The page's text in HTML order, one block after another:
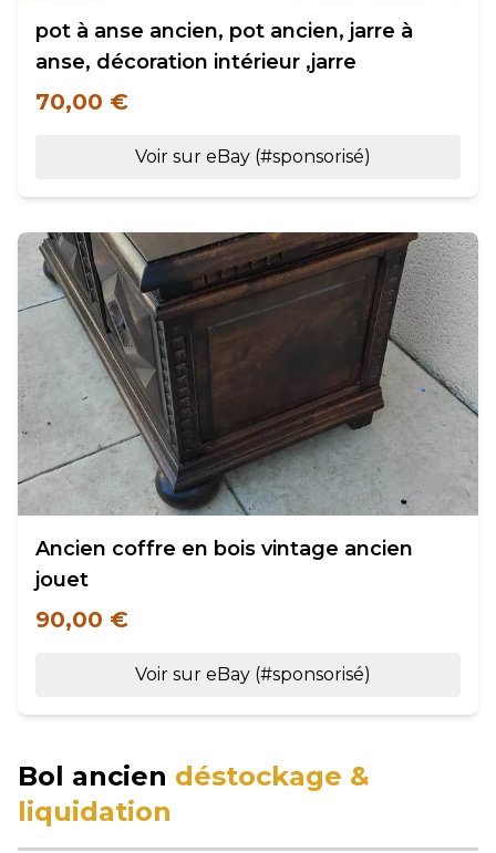
pot à anse ancien, pot ancien, jarre à
anse, décoration intérieur ,jarre
70,00 €
Voir sur eBay (#sponsorisé)
Ancien coffre en bois vintage ancien
jouet
90,00 €
Voir sur eBay (#sponsorisé)
Bol ancien déstockage &
liquidation